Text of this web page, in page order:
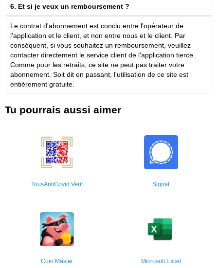
6. Et si je veux un remboursement ?
Le contrat d'abonnement est conclu entre l'opérateur de
l'application et le client, et non entre nous et le client. Par
conséquent, si vous souhaitez un remboursement, veuillez
contacter directement le service client de l'application tierce.
Comme pour les retraits, ce site ne peut pas traiter votre
abonnement. Soit dit en passant, l'utilisation de ce site est
entièrement gratuite.
Tu pourrais aussi aimer
TousAntiCovid Verif Signal
Coin Master Microsoft Excel